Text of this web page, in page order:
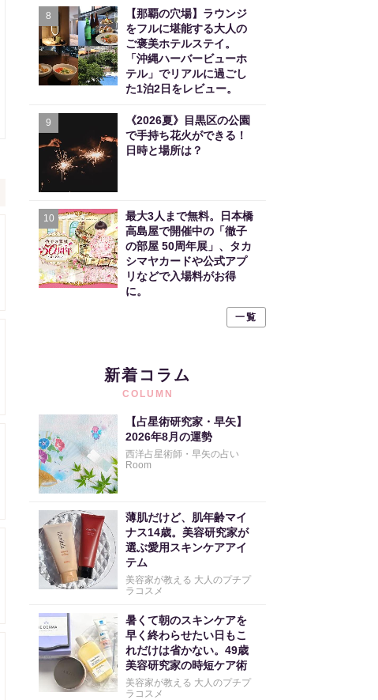
8
【那覇の穴場】ラウンジ
をフルに堪能する大人の
ご褒美ホテルステイ。
「沖縄ハーバービューホ
テル」でリアルに過ごし
た1泊2日をレビュー。
9
《2026夏》目黒区の公園
で手持ち花火ができる！
日時と場所は？
10
最大3人まで無料。日本橋
高島屋で開催中の「徹子
の部屋 50周年展」、タカ
シマヤカードや公式アプ
リなどで入場料がお得
に。
一覧
新着コラム
COLUMN
【占星術研究家・早矢】
2026年8月の運勢
西洋占星術師・早矢の占い
Room
薄肌だけど、肌年齢マイ
ナス14歳。美容研究家が
選ぶ愛用スキンケアアイ
テム
美容家が教える 大人のプチプ
ラコスメ
暑くて朝のスキンケアを
早く終わらせたい日もこ
れだけは省かない。49歳
美容研究家の時短ケア術
美容家が教える 大人のプチプ
ラコスメ